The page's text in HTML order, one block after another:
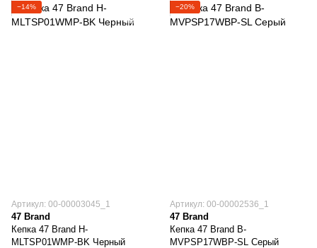
−14%
Артикул: 00-00003045_1
47 Brand
Кепка 47 Brand H-
MLTSP01WMP-BK Черный
−20%
Артикул: 00-00002536_1
47 Brand
Кепка 47 Brand B-
MVPSP17WBP-SL Серый